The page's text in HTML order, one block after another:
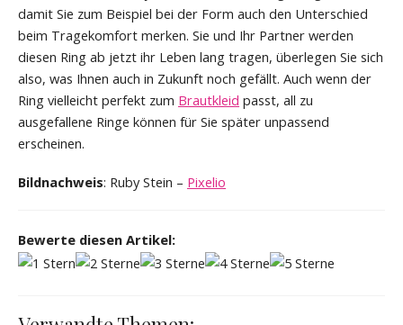
damit Sie zum Beispiel bei der Form auch den Unterschied
beim Tragekomfort merken. Sie und Ihr Partner werden
diesen Ring ab jetzt ihr Leben lang tragen, überlegen Sie sich
also, was Ihnen auch in Zukunft noch gefällt. Auch wenn der
Ring vielleicht perfekt zum Brautkleid passt, all zu
ausgefallene Ringe können für Sie später unpassend
erscheinen.
Bildnachweis: Ruby Stein – Pixelio
Bewerte diesen Artikel: